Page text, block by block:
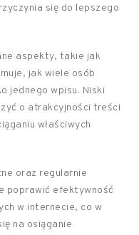
się do lepszego
aspekty, takie jak
jak wiele osób
jednego wpisu. Niski
o atrakcyjności treści
właściwych
oraz regularnie
poprawić efektywność
w internecie, co w
na osiąganie